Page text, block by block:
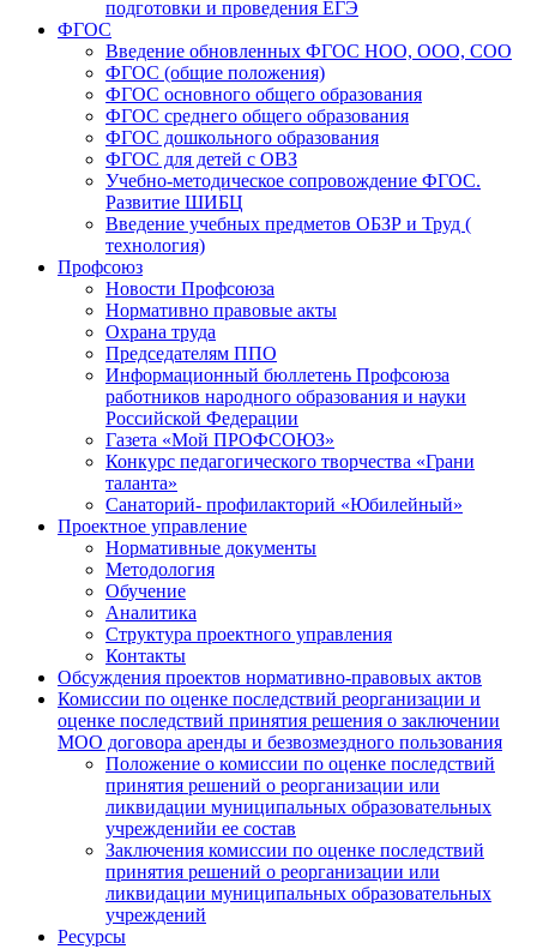
подготовки и проведения ЕГЭ
ФГОС
Введение обновленных ФГОС НОО, ООО, СОО
ФГОС (общие положения)
ФГОС основного общего образования
ФГОС среднего общего образования
ФГОС дошкольного образования
ФГОС для детей с ОВЗ
Учебно-методическое сопровождение ФГОС.
Развитие ШИБЦ
Введение учебных предметов ОБЗР и Труд (
технология)
Профсоюз
Новости Профсоюза
Нормативно правовые акты
Охрана труда
Председателям ППО
Информационный бюллетень Профсоюза
работников народного образования и науки
Российской Федерации
Газета «Мой ПРОФСОЮЗ»
Конкурс педагогического творчества «Грани
таланта»
Санаторий- профилакторий «Юбилейный»
Проектное управление
Нормативные документы
Методология
Обучение
Аналитика
Структура проектного управления
Контакты
Обсуждения проектов нормативно-правовых актов
Комиссии по оценке последствий реорганизации и
оценке последствий принятия решения о заключении
МОО договора аренды и безвозмездного пользования
Положение о комиссии по оценке последствий
принятия решений о реорганизации или
ликвидации муниципальных образовательных
учрежденийи ее состав
Заключения комиссии по оценке последствий
принятия решений о реорганизации или
ликвидации муниципальных образовательных
учреждений
Ресурсы